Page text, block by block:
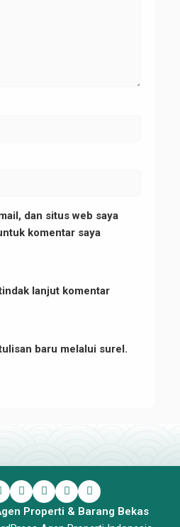
dan situs web saya
komentar saya
lanjut komentar
baru melalui surel.
Properti & Barang Bekas